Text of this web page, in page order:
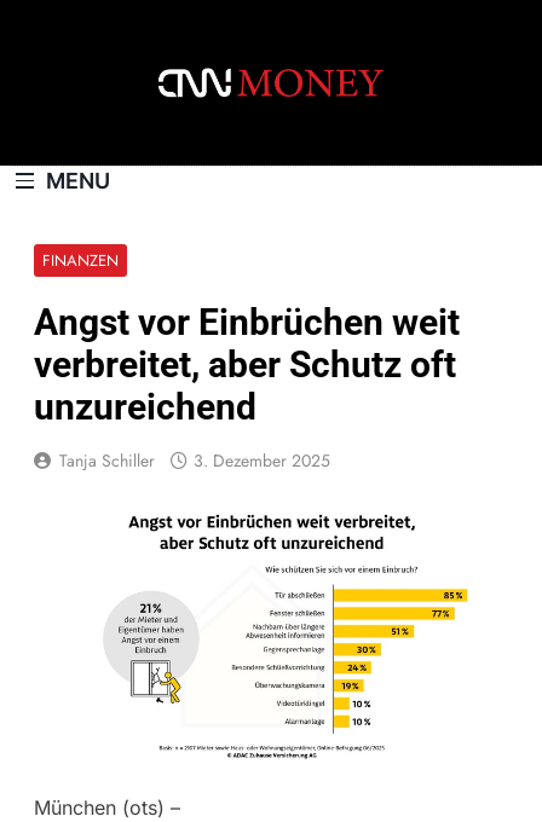
MENU
FINANZEN
Angst vor Einbrüchen weit
verbreitet, aber Schutz oft
unzureichend
Tanja Schiller 3. Dezember 2025
München (ots) –